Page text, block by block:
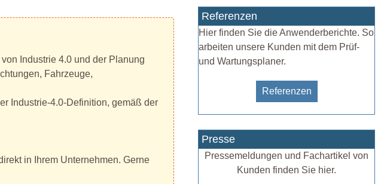
Industrie 4.0 und der Planung
Fahrzeuge,
Industrie-4.0-Definition, gemäß der
in Ihrem Unternehmen. Gerne
Referenzen
Hier finden Sie die Anwenderberichte. So
arbeiten unsere Kunden mit dem Prüf-
und Wartungsplaner.
Referenzen
Presse
Pressemeldungen und Fachartikel von
Kunden finden Sie hier.